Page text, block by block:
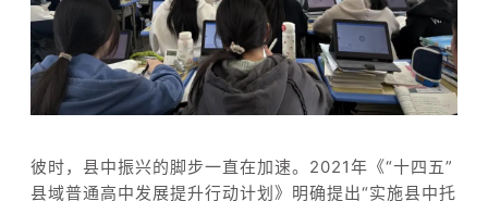
彼时，县中振兴的脚步一直在加速。2021年《“十四五”
县域普通高中发展提升行动计划》明确提出“实施县中托